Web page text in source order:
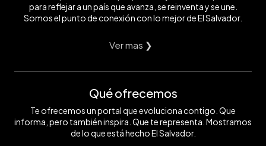
para reflejar a un país que avanza, se reinventa y se une.
Somos el punto de conexión con lo mejor de El Salvador.
Ver mas ❯
Qué ofrecemos
Te ofrecemos un portal que evoluciona contigo. Que
informa, pero también inspira. Que te representa. Mostramos
de lo que está hecho El Salvador.